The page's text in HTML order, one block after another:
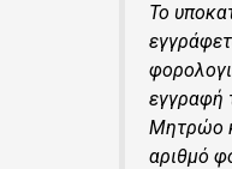
Το
εγγραφή
Μητρώο
αριθμό